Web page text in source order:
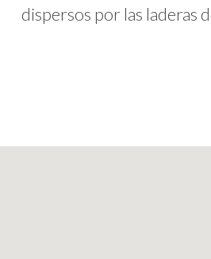
dispersos por las laderas